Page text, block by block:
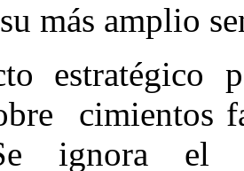
más amplio
cimientos
ignora el